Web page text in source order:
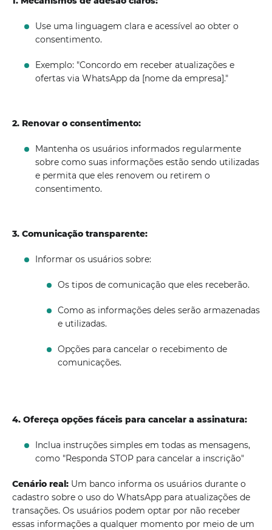
Use uma linguagem clara e acessível ao obter o
consentimento.
Exemplo: "Concordo em receber atualizações e
ofertas via WhatsApp da [nome da empresa]."
2. Renovar o consentimento:
Mantenha os usuários informados regularmente
sobre como suas informações estão sendo utilizadas
e permita que eles renovem ou retirem o
consentimento.
3. Comunicação transparente:
Informar os usuários sobre:
Os tipos de comunicação que eles receberão.
Como as informações deles serão armazenadas
e utilizadas.
Opções para cancelar o recebimento de
comunicações.
4. Ofereça opções fáceis para cancelar a assinatura:
Inclua instruções simples em todas as mensagens,
como "Responda STOP para cancelar a inscrição"
Cenário real: Um banco informa os usuários durante o
cadastro sobre o uso do WhatsApp para atualizações de
transações. Os usuários podem optar por não receber
essas informações a qualquer momento por meio de um